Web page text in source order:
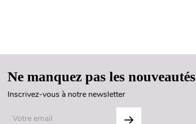
Ne manquez pas les nouveautés
Inscrivez-vous à notre newsletter